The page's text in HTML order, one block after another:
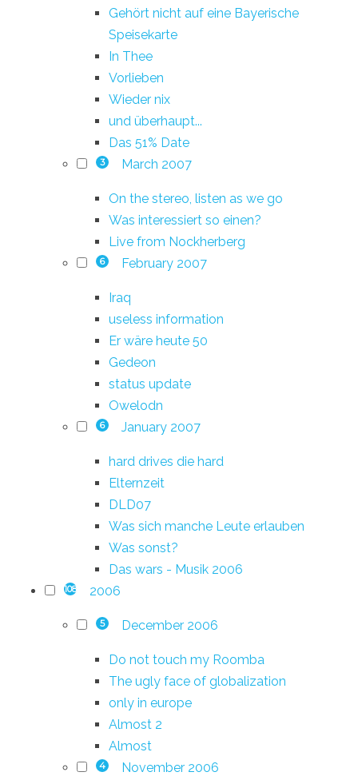
Gehört nicht auf eine Bayerische
Speisekarte
In Thee
Vorlieben
Wieder nix
und überhaupt...
Das 51% Date
3 March 2007
On the stereo, listen as we go
Was interessiert so einen?
Live from Nockherberg
6 February 2007
Iraq
useless information
Er wäre heute 50
Gedeon
status update
Owelodn
6 January 2007
hard drives die hard
Elternzeit
DLD07
Was sich manche Leute erlauben
Was sonst?
Das wars - Musik 2006
108 2006
5 December 2006
Do not touch my Roomba
The ugly face of globalization
only in europe
Almost 2
Almost
4 November 2006